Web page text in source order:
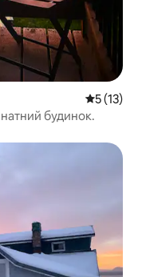
Середня
5 (13)
будинок.